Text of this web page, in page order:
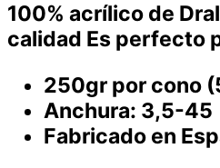
100% acrílico de
calidad Es perfecto
250gr por cono
Anchura: 3,5-45
Fabricado en